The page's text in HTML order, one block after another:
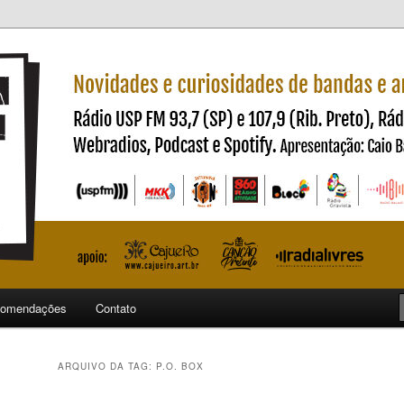
Contato
ARQUIVO DA TAG: P.O. BOX